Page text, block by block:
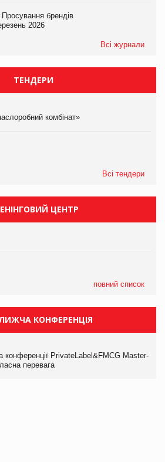
брендів
2026
Всі журнали
ТЕНДЕРИ
комбінат»
Всі тендери
ЦЕНТР
повний список
КОНФЕРЕНЦІЯ
конференції PrivateLabel&FMCG Master-
перевага